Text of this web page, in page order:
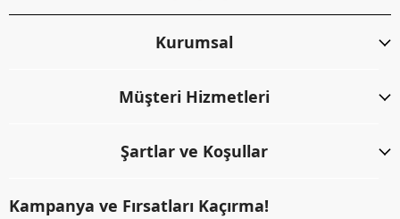
Kurumsal
Müşteri Hizmetleri
Şartlar ve Koşullar
Kampanya ve Fırsatları Kaçırma!